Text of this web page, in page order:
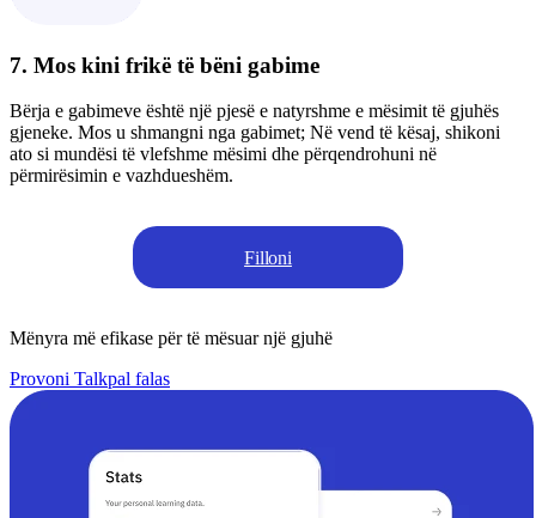
7. Mos kini frikë të bëni gabime
Bërja e gabimeve është një pjesë e natyrshme e mësimit të gjuhës
gjeneke. Mos u shmangni nga gabimet; Në vend të kësaj, shikoni
ato si mundësi të vlefshme mësimi dhe përqendrohuni në
përmirësimin e vazhdueshëm.
Filloni
Mënyra më efikase për të mësuar një gjuhë
Provoni Talkpal falas